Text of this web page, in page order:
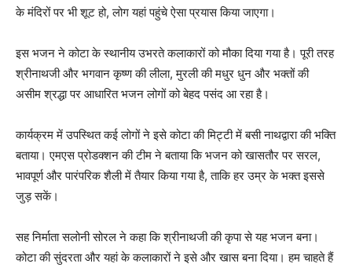
के मंदिरों पर भी शूट हो, लोग यहां पहुंचे ऐसा प्रयास किया जाएगा।
इस भजन ने कोटा के स्थानीय उभरते कलाकारों को मौका दिया गया है। पूरी तरह
श्रीनाथजी और भगवान कृष्ण की लीला, मुरली की मधुर धुन और भक्तों की
असीम श्रद्धा पर आधारित भजन लोगों को बेहद पसंद आ रहा है।
कार्यक्रम में उपस्थित कई लोगों ने इसे कोटा की मिट्टी में बसी नाथद्वारा की भक्ति
बताया। एमएस प्रोडक्शन की टीम ने बताया कि भजन को खासतौर पर सरल,
भावपूर्ण और पारंपरिक शैली में तैयार किया गया है, ताकि हर उम्र के भक्त इससे
जुड़ सकें।
सह निर्माता सलोनी सोरल ने कहा कि श्रीनाथजी की कृपा से यह भजन बना।
कोटा की सुंदरता और यहां के कलाकारों ने इसे और खास बना दिया। हम चाहते हैं